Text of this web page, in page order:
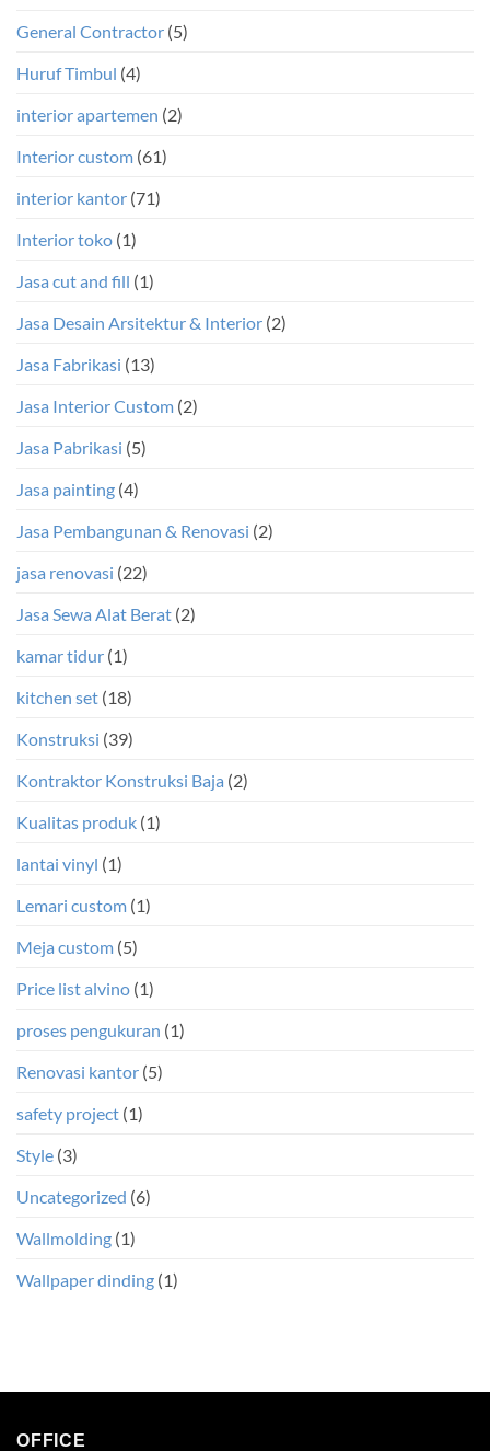
General Contractor (5)
Huruf Timbul (4)
interior apartemen (2)
Interior custom (61)
interior kantor (71)
Interior toko (1)
Jasa cut and fill (1)
Jasa Desain Arsitektur & Interior (2)
Jasa Fabrikasi (13)
Jasa Interior Custom (2)
Jasa Pabrikasi (5)
Jasa painting (4)
Jasa Pembangunan & Renovasi (2)
jasa renovasi (22)
Jasa Sewa Alat Berat (2)
kamar tidur (1)
kitchen set (18)
Konstruksi (39)
Kontraktor Konstruksi Baja (2)
Kualitas produk (1)
lantai vinyl (1)
Lemari custom (1)
Meja custom (5)
Price list alvino (1)
proses pengukuran (1)
Renovasi kantor (5)
safety project (1)
Style (3)
Uncategorized (6)
Wallmolding (1)
Wallpaper dinding (1)
OFFICE